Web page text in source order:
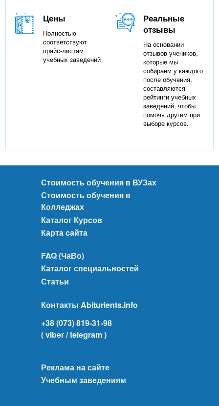
Цены
Полностью
соответствуют
прайс-листам
учебных заведений
Реальные
отзывы
На основании
отзывов учеников,
которые мы
собираем у каждого
после обучения,
составляются
рейтинги учебных
заведений, чтобы
помочь другим при
выборе курсов.
Стоимость обучения в ВУЗах
Стоимость обучения в
Колледжах
Каталог Курсов
Карта сайта
FAQ (ЧаВо)
Каталог специальностей
Статьи
Контакты Abiturients.info
+38 (073) 819-31-98
( viber/ telegram )
Реклама на сайте
Учебным заведениям